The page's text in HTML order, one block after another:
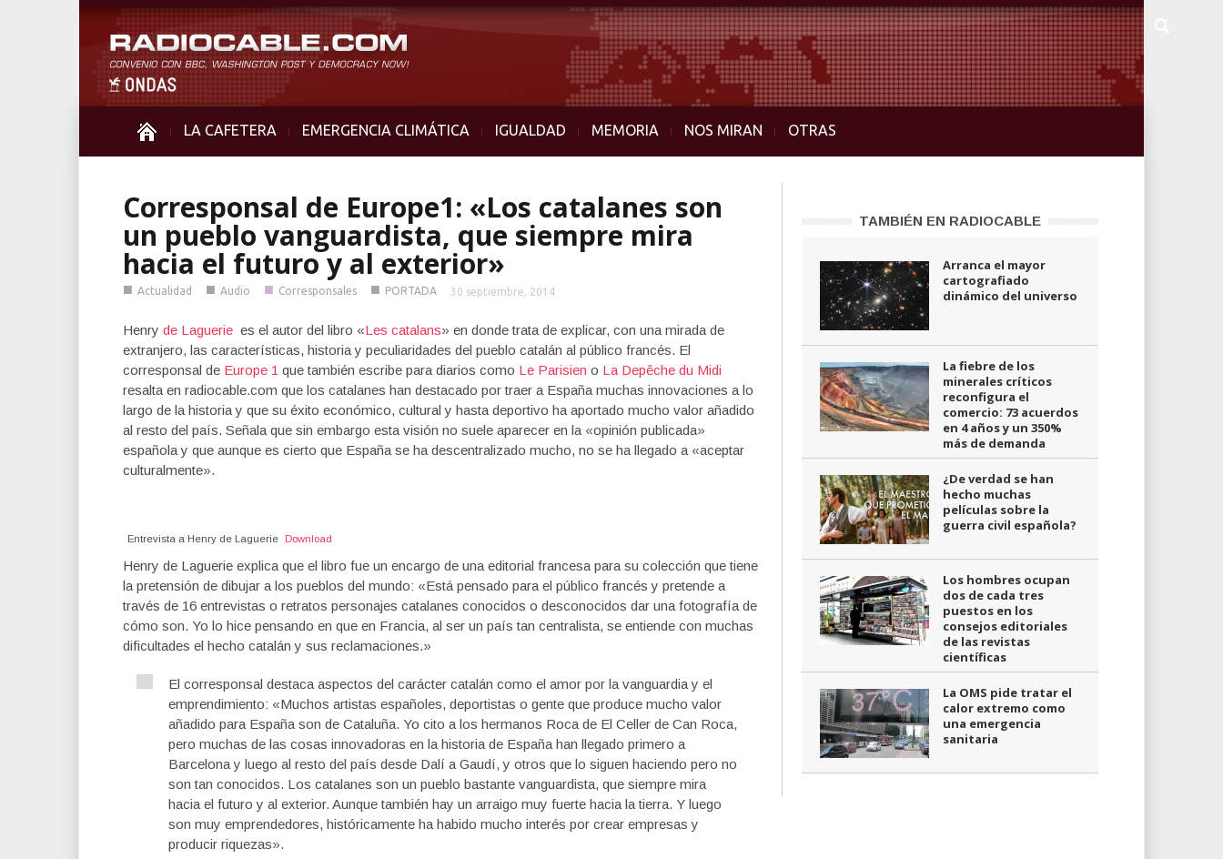
LA CAFETERA EMERGENCIA CLIMÁTICA IGUALDAD MEMORIA NOS MIRAN OTRAS
Corresponsal de Europe1: «Los catalanes son
un pueblo vanguardista, que siempre mira
hacia el futuro y al exterior»
■ Actualidad ■ Audio ■ Corresponsales ■ PORTADA 30 septiembre, 2014
Henry de Laguerie es el autor del libro «Les catalans» en donde trata de explicar, con una mirada de
extranjero, las características, historia y peculiaridades del pueblo catalán al público francés. El
corresponsal de Europe 1 que también escribe para diarios como Le Parisien o La Depêche du Midi
resalta en radiocable.com que los catalanes han destacado por traer a España muchas innovaciones a lo
largo de la historia y que su éxito económico, cultural y hasta deportivo ha aportado mucho valor añadido
al resto del país. Señala que sin embargo esta visión no suele aparecer en la «opinión publicada»
española y que aunque es cierto que España se ha descentralizado mucho, no se ha llegado a «aceptar
culturalmente».
Entrevista a Henry de Laguerie Download
Henry de Laguerie explica que el libro fue un encargo de una editorial francesa para su colección que tiene
la pretensión de dibujar a los pueblos del mundo: «Está pensado para el público francés y pretende a
través de 16 entrevistas o retratos personajes catalanes conocidos o desconocidos dar una fotografía de
cómo son. Yo lo hice pensando en que en Francia, al ser un país tan centralista, se entiende con muchas
dificultades el hecho catalán y sus reclamaciones.»
El corresponsal destaca aspectos del carácter catalán como el amor por la vanguardia y el
emprendimiento: «Muchos artistas españoles, deportistas o gente que produce mucho valor
añadido para España son de Cataluña. Yo cito a los hermanos Roca de El Celler de Can Roca,
pero muchas de las cosas innovadoras en la historia de España han llegado primero a
Barcelona y luego al resto del país desde Dalí a Gaudí, y otros que lo siguen haciendo pero no
son tan conocidos. Los catalanes son un pueblo bastante vanguardista, que siempre mira
hacia el futuro y al exterior. Aunque también hay un arraigo muy fuerte hacia la tierra. Y luego
son muy emprendedores, históricamente ha habido mucho interés por crear empresas y
producir riquezas».
TAMBIÉN EN RADIOCABLE
Arranca el mayor
cartografiado
dinámico del universo
La fiebre de los
minerales críticos
reconfigura el
comercio: 73 acuerdos
en 4 años y un 350%
más de demanda
¿De verdad se han
hecho muchas
películas sobre la
guerra civil española?
Los hombres ocupan
dos de cada tres
puestos en los
consejos editoriales
de las revistas
científicas
La OMS pide tratar el
calor extremo como
una emergencia
sanitaria